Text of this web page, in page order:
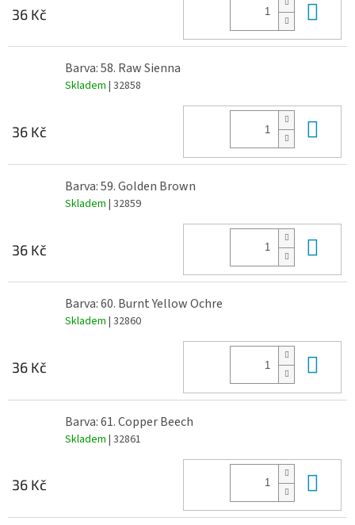
36 Kč
Barva: 58. Raw Sienna
Skladem | 32858
36 Kč
Barva: 59. Golden Brown
Skladem | 32859
36 Kč
Barva: 60. Burnt Yellow Ochre
Skladem | 32860
36 Kč
Barva: 61. Copper Beech
Skladem | 32861
36 Kč